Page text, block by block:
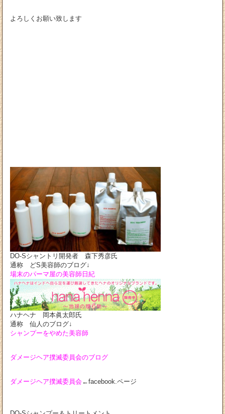
よろしくお願い致します
DO-Sシャントリ開発者 森下秀彦氏
通称 どS美容師のブログ↓
場末のパーマ屋の美容師日紀
ハナヘナ 岡本眞太郎氏
通称 仙人のブログ↓
シャンプーをやめた美容師
ダメージヘア撲滅委員会のブログ
ダメージヘア撲滅委員会←facebook.ページ